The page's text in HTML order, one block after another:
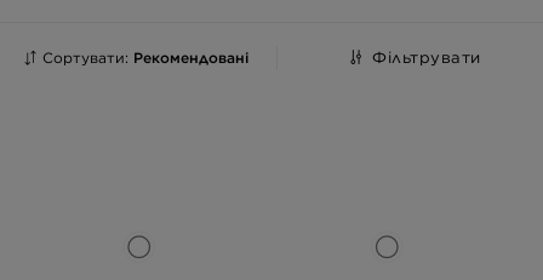
Сортувати: Рекомендовані Фільтрувати